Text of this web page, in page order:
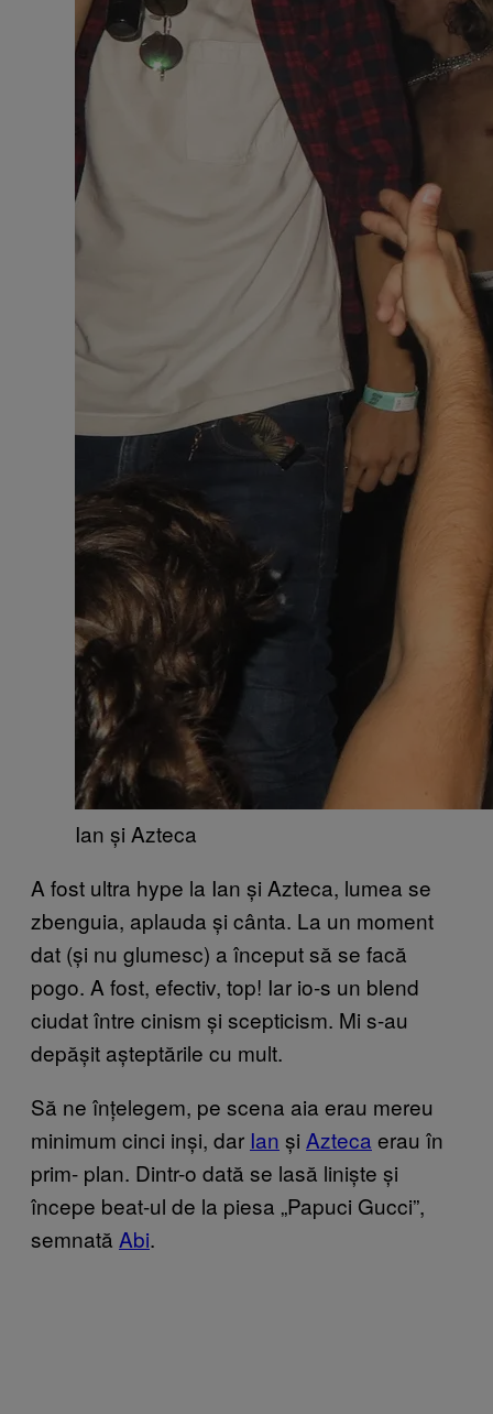
Ian și Azteca
A fost ultra hype la Ian și Azteca, lumea se
zbenguia, aplauda și cânta. La un moment
dat (și nu glumesc) a început să se facă
pogo. A fost, efectiv, top! Iar io-s un blend
ciudat între cinism și scepticism. Mi s-au
depășit așteptările cu mult.
Să ne înțelegem, pe scena aia erau mereu
minimum cinci inși, dar Ian și Azteca erau în
prim- plan. Dintr-o dată se lasă liniște și
începe beat-ul de la piesa „Papuci Gucci”,
semnată Abi.